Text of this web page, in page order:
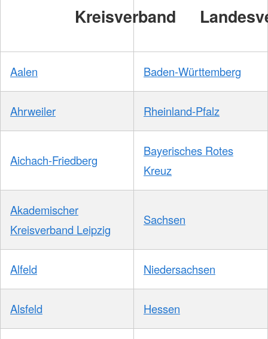
Kreisverband
Aalen Baden-Württemberg
Ahrweiler Rheinland-Pfalz
Aichach-Friedberg
Bayerisches Rotes
Kreuz
Akademischer
Kreisverband Leipzig
Sachsen
Alfeld Niedersachsen
Alsfeld Hessen